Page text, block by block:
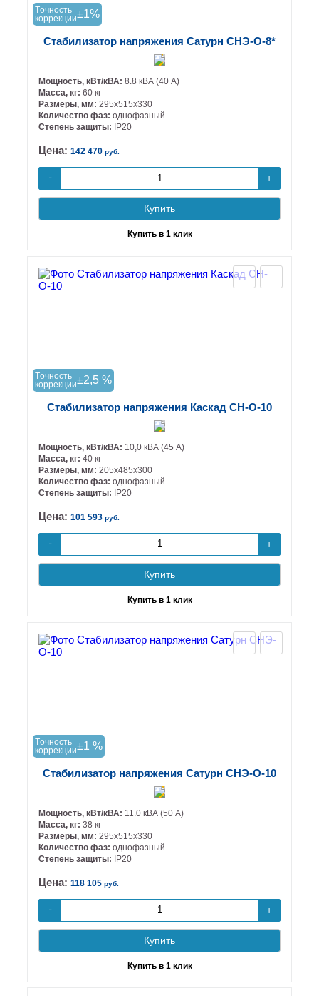
Tочность
коррекции±1%
Стабилизатор напряжения Сатурн СНЭ-О-8*
Мощность, кВт/кВА: 8.8 кВА (40 А)
Масса, кг: 60 кг
Размеры, мм: 295х515х330
Количество фаз: однофазный
Степень защиты:
IP20
Цена: 142 470 руб.
- +
Купить
Купить в 1 клик
Tочность
коррекции±2,5 %
Стабилизатор напряжения Каскад СН-О-10
Мощность, кВт/кВА: 10,0 кВА (45 А)
Масса, кг: 40 кг
Размеры, мм: 205х485х300
Количество фаз: однофазный
Степень защиты:
IP20
Цена: 101 593 руб.
- +
Купить
Купить в 1 клик
Tочность
коррекции±1 %
Стабилизатор напряжения Сатурн СНЭ-О-10
Мощность, кВт/кВА: 11.0 кВА (50 А)
Масса, кг: 38 кг
Размеры, мм: 295х515х330
Количество фаз: однофазный
Степень защиты: IP20
Цена: 118 105 руб.
- +
Купить
Купить в 1 клик